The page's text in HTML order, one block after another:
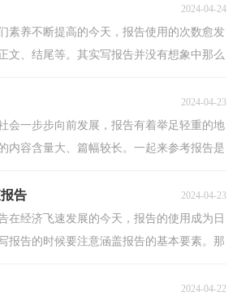
2024-04-24
素养不断提高的今天，报告使用的次数愈发
文、结尾等。其实写报告并没有想象中那么
2024-04-23
会一步步向前发展，报告有着举足轻重的地
内容含量大、篇幅较长。一起来参考报告是
告 2024-04-23
在经济飞速发展的今天，报告的使用成为日
报告的时候要注意涵盖报告的基本要素。那
2024-04-22